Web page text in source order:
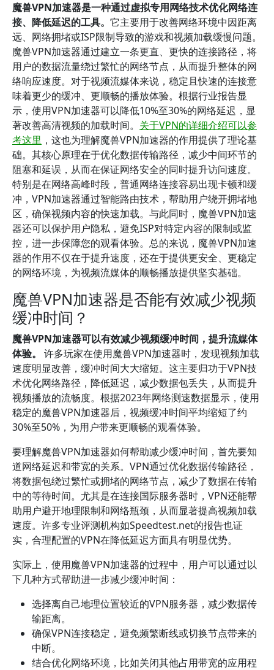
魔兽VPN加速器是一种通过虚拟专用网络技术优化网络连
接、降低延迟的工具。 它主要用于改善网络环境中因距离
远、网络拥堵或ISP限制导致的游戏和视频加载缓慢问题。
魔兽VPN加速器通过建立一条更直、更快的连接路径，将
用户的数据流量绕过繁忙的网络节点，从而提升整体的网
络响应速度。对于视频流媒体来说，稳定且快速的连接意
味着更少的缓冲、更顺畅的播放体验。根据行业报告显
示，使用VPN加速器可以降低10%至30%的网络延迟，显
著改善高清视频的加载时间。 关于VPN的详细介绍可以参
考这里 ，这也为理解魔兽VPN加速器的作用提供了理论基
础。其核心原理在于优化数据传输路径，减少中间环节的
阻塞和延误，从而在保证网络安全的同时提升访问速度。
特别是在网络高峰时段，普通网络连接容易出现卡顿和缓
冲，VPN加速器通过智能路由技术，帮助用户绕开拥堵地
区，确保视频内容的快速加载。与此同时，魔兽VPN加速
器还可以保护用户隐私，避免ISP对特定内容的限制或监
控，进一步保障您的观看体验。总的来说，魔兽VPN加速
器的作用不仅在于提升速度，还在于提供更安全、更稳定
的网络环境，为视频流媒体的顺畅播放提供坚实基础。
魔兽VPN加速器是否能有效减少视频
缓冲时间？
魔兽VPN加速器可以有效减少视频缓冲时间，提升流媒体
体验。
许多玩家在使用魔兽VPN加速器时，发现视频加载
速度明显改善，缓冲时间大大缩短。这主要归功于VPN技
术优化网络路径，降低延迟，减少数据包丢失，从而提升
视频播放的流畅度。根据2023年网络测速数据显示，使用
稳定的魔兽VPN加速器后，视频缓冲时间平均缩短了约
30%至50%，为用户带来更顺畅的观看体验。
要理解魔兽VPN加速器如何帮助减少缓冲时间，首先要知
道网络延迟和带宽的关系。VPN通过优化数据传输路径，
将数据包绕过繁忙或拥堵的网络节点，减少了数据在传输
中的等待时间。尤其是在连接国际服务器时，VPN还能帮
助用户避开地理限制和网络瓶颈，从而显著提高视频加载
速度。许多专业评测机构如Speedtest.net的报告也证
实，合理配置的VPN在降低延迟方面具有明显优势。
实际上，使用魔兽VPN加速器的过程中，用户可以通过以
下几种方式帮助进一步减少缓冲时间：
选择离自己地理位置较近的VPN服务器，减少数据传
输距离。
确保VPN连接稳定，避免频繁断线或切换节点带来的
中断。
结合优化网络环境，比如关闭其他占用带宽的应用程